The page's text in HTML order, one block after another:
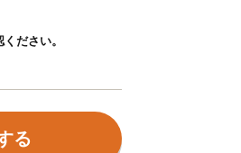
ださい。
る